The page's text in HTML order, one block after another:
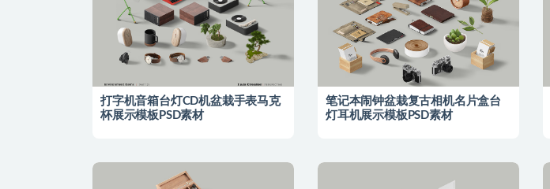
打字机音箱台灯CD机盆栽手表马克
杯展示模板PSD素材
笔记本闹钟盆栽复古相机名片盒台
灯耳机展示模板PSD素材